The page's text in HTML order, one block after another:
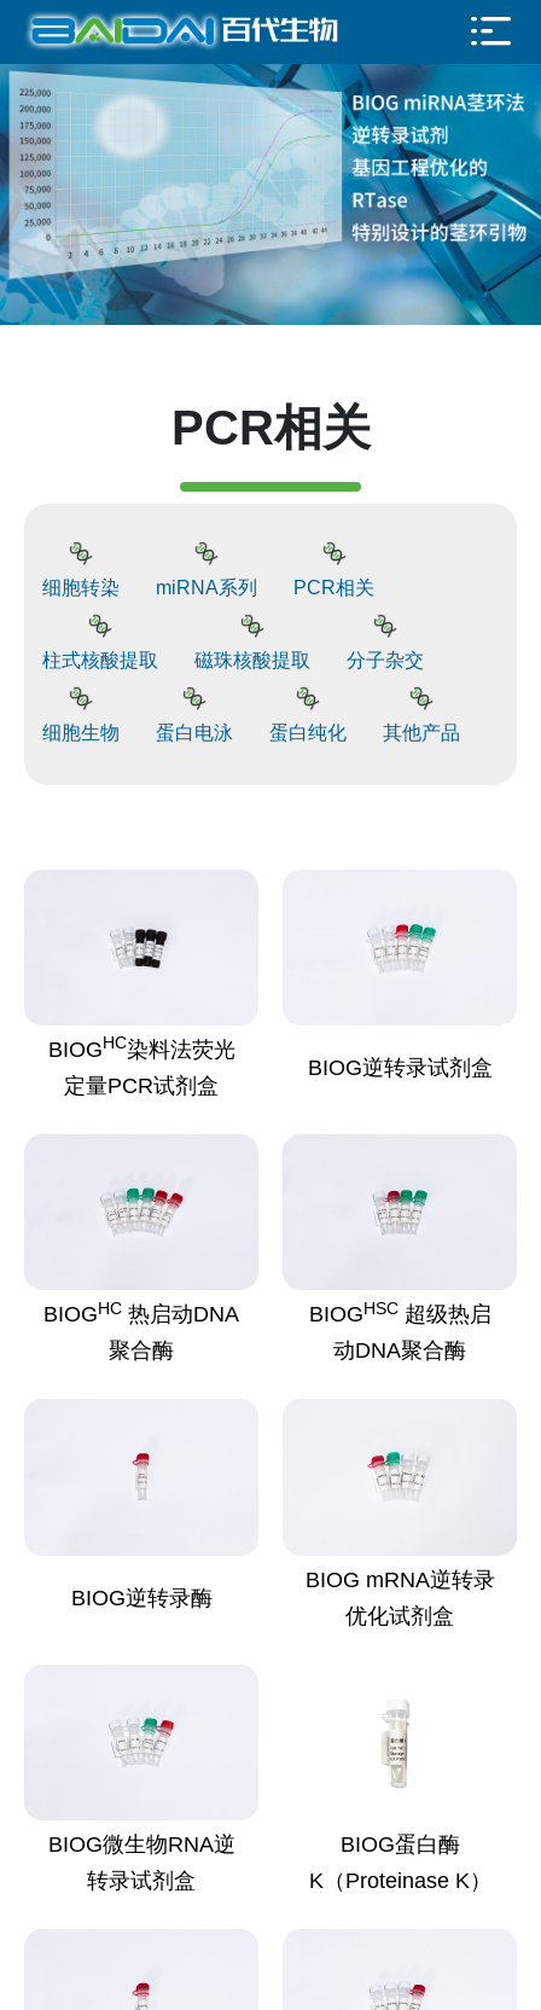
PCR相关
细胞转染 miRNA系列 PCR相关
柱式核酸提取 磁珠核酸提取 分子杂交
细胞生物 蛋白电泳 蛋白纯化 其他产品
BIOG HC染料法荧光
定量PCR试剂盒
BIOG逆转录试剂盒
BIOGHC 热启动DNA
聚合酶
BIOGHSC超级热启
动DNA聚合酶
BIOG逆转录酶
BIOG mRNA逆转录
优化试剂盒
BIOG微生物RNA逆
转录试剂盒
BIOG蛋白酶
K（Proteinase K）